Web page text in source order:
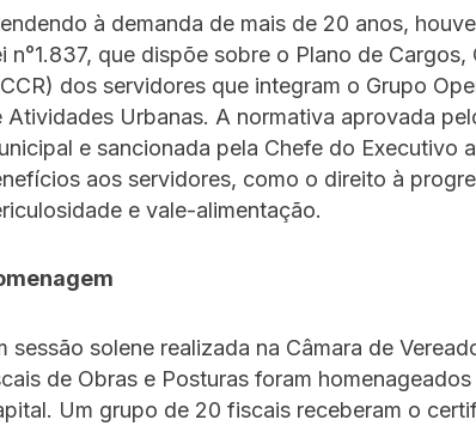
à demanda de mais de 20 anos,
n°1.837, que dispõe sobre o Plano de Cargos,
dos servidores que integram o Grupo
Atividades Urbanas. A normativa aprovada
e sancionada pela Chefe do Executivo
aos servidores, como o direito à
e vale-alimentação.
sessão solene realizada na Câmara de
de Obras e Posturas foram
Um grupo de 20 fiscais receberam o